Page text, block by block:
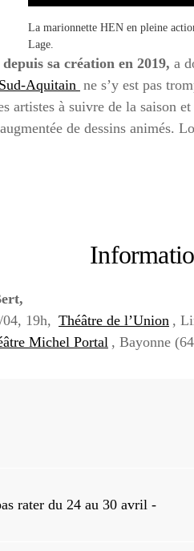
La marionnette HEN en pleine
Lage.
sa création en 2019, a
Aquitain ne s’y est pas
à suivre de la saison et
de dessins animés.
19h, Théâtre de l’Union ,
Michel Portal , Bayonne
rater du 24 au 30 avril -